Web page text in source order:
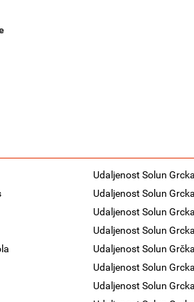
Udaljenost Solun
Udaljenost Solun
Udaljenost Solun
Udaljenost Solun
Udaljenost Solun
Udaljenost Solun
Udaljenost Solun